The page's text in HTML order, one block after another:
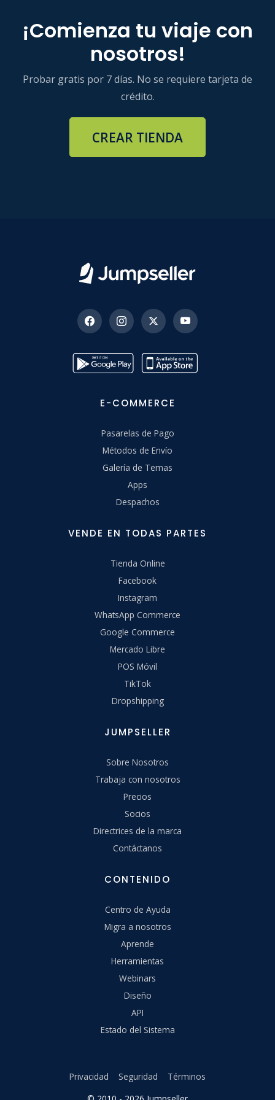
¡Comienza tu viaje con
nosotros!
Probar gratis por 7 días. No se requiere tarjeta de
crédito.
CREAR TIENDA
E-COMMERCE
Pasarelas de Pago
Métodos de Envío
Galería de Temas
Apps
Despachos
VENDE EN TODAS PARTES
Tienda Online
Facebook
Instagram
WhatsApp Commerce
Google Commerce
Mercado Libre
POS Móvil
TikTok
Dropshipping
JUMPSELLER
Sobre Nosotros
Trabaja con nosotros
Precios
Socios
Directrices de la marca
Contáctanos
CONTENIDO
Centro de Ayuda
Migra a nosotros
Aprende
Herramientas
Webinars
Diseño
API
Estado del Sistema
Privacidad Seguridad Términos